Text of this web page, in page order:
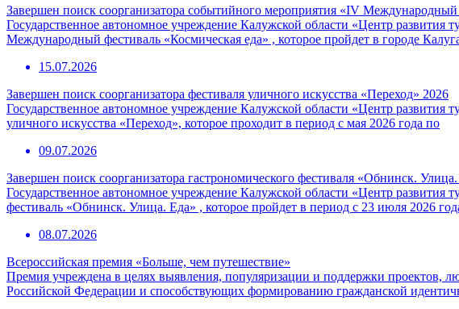
Завершен поиск соорганизатора событийного мероприятия «IV Международный
Государственное автономное учреждение Калужской области «Центр
Международный фестиваль «Космическая еда» , которое пройдет в городе
15.07.2026
Завершен поиск соорганизатора фестиваля уличного искусства «Переход» 2026
Государственное автономное учреждение Калужской области «Центр
уличного искусства «Переход», которое проходит в период с мая 2026 года по
09.07.2026
Завершен поиск соорганизатора гастрономического фестиваля «Обнинск.
Государственное автономное учреждение Калужской области «Центр
фестиваль «Обнинск. Улица. Еда» , которое пройдет в период с 23 июля 2026
08.07.2026
Всероссийская премия «Больше, чем путешествие»
Премия учреждена в целях выявления, популяризации и поддержки проектов,
Российской Федерации и способствующих формированию гражданской